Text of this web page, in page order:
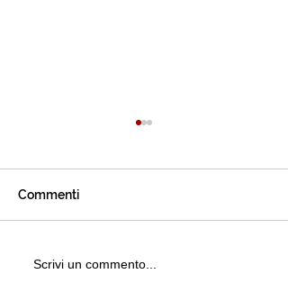
Commenti
Scrivi un commento...